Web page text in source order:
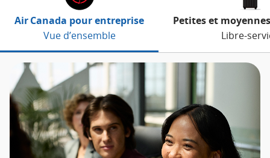
Air Canada pour entreprise
Vue d’ensemble
Petites et
Libre-